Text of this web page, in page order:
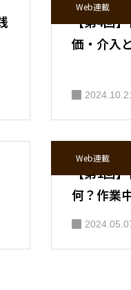
Web連載
【第4回
価・介入
Web連載
【第1回
何？作業